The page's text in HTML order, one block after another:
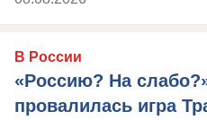
В России
«Россию? На
провалилась игра